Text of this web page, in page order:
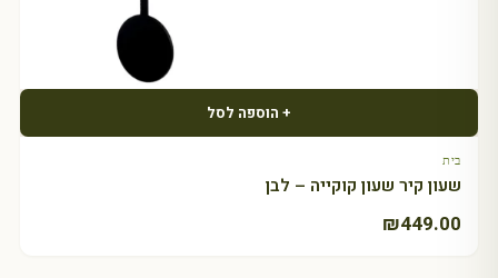
+ הוספה לסל
בית
שעון קיר שעון קוקייה – לבן
₪449.00